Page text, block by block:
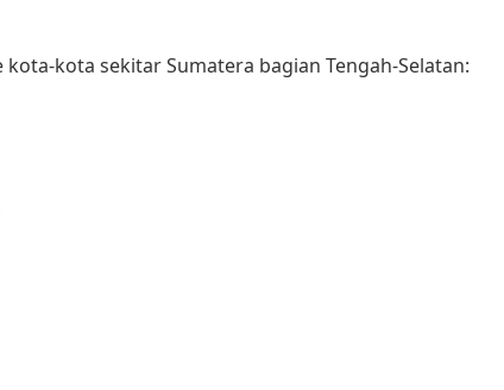
kota sekitar Sumatera bagian Tengah-Selatan: